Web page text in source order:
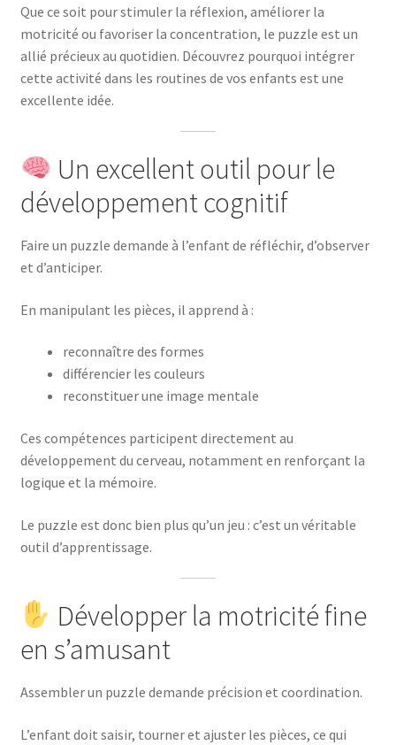
Que ce soit pour stimuler la réflexion, améliorer la
motricité ou favoriser la concentration, le puzzle est un
allié précieux au quotidien. Découvrez pourquoi intégrer
cette activité dans les routines de vos enfants est une
excellente idée.
Un excellent outil pour le
développement cognitif
Faire un puzzle demande à l’enfant de réfléchir, d’observer
et d’anticiper.
En manipulant les pièces, il apprend à :
reconnaître des formes
différencier les couleurs
reconstituer une image mentale
Ces compétences participent directement au
développement du cerveau, notamment en renforçant la
logique et la mémoire.
Le puzzle est donc bien plus qu’un jeu : c’est un véritable
outil d’apprentissage.
Développer la motricité fine
en s’amusant
Assembler un puzzle demande précision et coordination.
L’enfant doit saisir, tourner et ajuster les pièces, ce qui